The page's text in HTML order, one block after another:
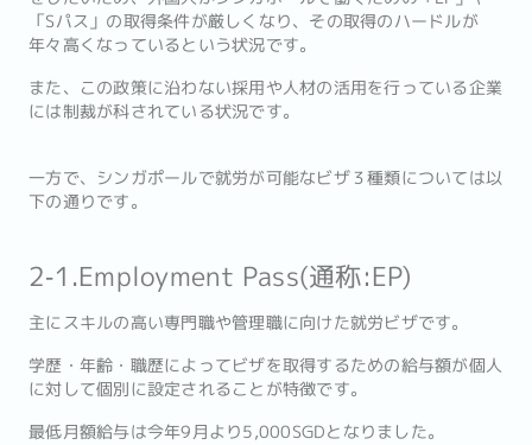
「Sパス」の取得条件が厳しくなり、その取得のハードルが
年々高くなっているという状況です。
また、この政策に沿わない採用や人材の活用を行っている企業
には制裁が科されている状況です。
一方で、シンガポールで就労が可能なビザ３種類については以
下の通りです。
2‐1.Employment Pass(通称:EP)
主にスキルの高い専門職や管理職に向けた就労ビザです。
学歴・年齢・職歴によってビザを取得するための給与額が個人
に対して個別に設定されることが特徴です。
最低月額給与は今年9月より5,000SGDとなりました。